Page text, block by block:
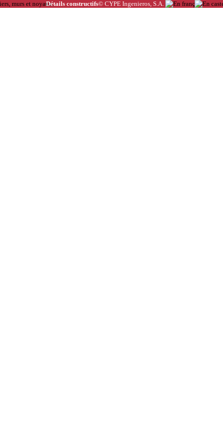
Détails constructifs© CYPE Ingenieros, S.A.